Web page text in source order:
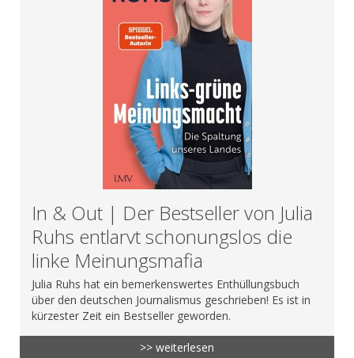
In & Out | Der Bestseller von Julia
Ruhs entlarvt schonungslos die
linke Meinungsmafia
Julia Ruhs hat ein bemerkenswertes Enthüllungsbuch
über den deutschen Journalismus geschrieben! Es ist in
kürzester Zeit ein Bestseller geworden.
>> weiterlesen